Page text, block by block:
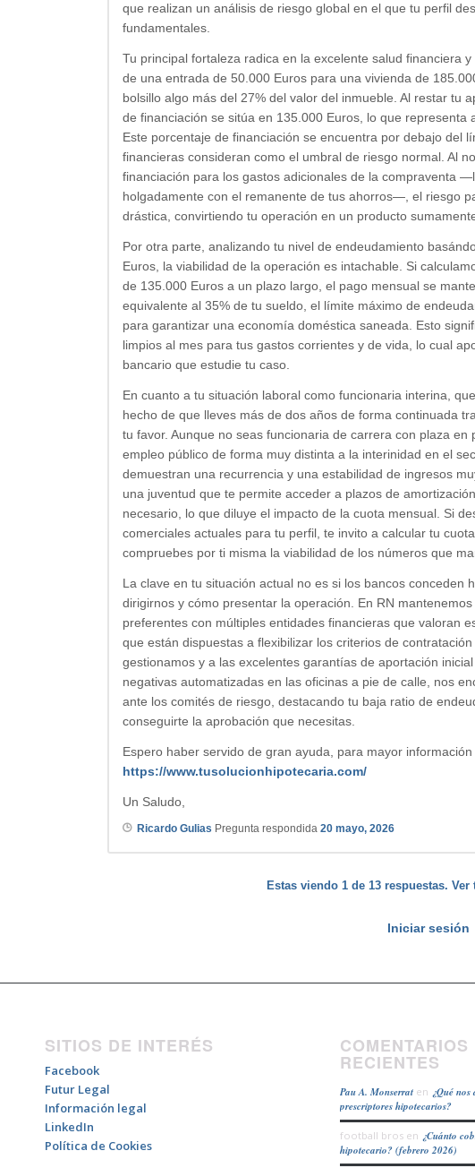
que realizan un análisis de riesgo global en el que tu perfil
fundamentales.
Tu principal fortaleza radica en la excelente salud financiera
de una entrada de 50.000 Euros para una vivienda de
bolsillo algo más del 27% del valor del inmueble. Al restar tu
de financiación se sitúa en 135.000 Euros, lo que
Este porcentaje de financiación se encuentra por debajo del
financieras consideran como el umbral de riesgo normal. Al
financiación para los gastos adicionales de la compraventa
holgadamente con el remanente de tus ahorros—, el riesgo
drástica, convirtiendo tu operación en un producto
Por otra parte, analizando tu nivel de endeudamiento
Euros, la viabilidad de la operación es intachable. Si
de 135.000 Euros a un plazo largo, el pago mensual se
equivalente al 35% de tu sueldo, el límite máximo de
para garantizar una economía doméstica saneada. Esto
limpios al mes para tus gastos corrientes y de vida, lo cual
bancario que estudie tu caso.
En cuanto a tu situación laboral como funcionaria interina,
hecho de que lleves más de dos años de forma continuada
tu favor. Aunque no seas funcionaria de carrera con plaza
empleo público de forma muy distinta a la interinidad en el
demuestran una recurrencia y una estabilidad de ingresos
una juventud que te permite acceder a plazos de
necesario, lo que diluye el impacto de la cuota mensual. Si
comerciales actuales para tu perfil, te invito a calcular tu
compruebes por ti misma la viabilidad de los números que
La clave en tu situación actual no es si los bancos conceden
dirigirnos y cómo presentar la operación. En RN
preferentes con múltiples entidades financieras que valoran
que están dispuestas a flexibilizar los criterios de
gestionamos y a las excelentes garantías de aportación
negativas automatizadas en las oficinas a pie de calle, nos
ante los comités de riesgo, destacando tu baja ratio de
conseguirte la aprobación que necesitas.
Espero haber servido de gran ayuda, para mayor
https://www.tusolucionhipotecaria.com/
Un Saludo,
Ricardo Gulias Pregunta respondida 20 mayo, 2026
Estas viendo 1 de 13 respuestas.
Iniciar sesión
SITIOS DE INTERÉS
Facebook
Futur Legal
Información legal
LinkedIn
Política de Cookies
COMENTARIOS
RECIENTES
Pau A. Monserraten ¿Qué
prescriptores hipotecarios?
football brosen ¿Cuánto
hipotecario? (febrero 2026)